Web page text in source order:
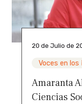
20 de Julio de
Voces en los
Amaranta
Ciencias